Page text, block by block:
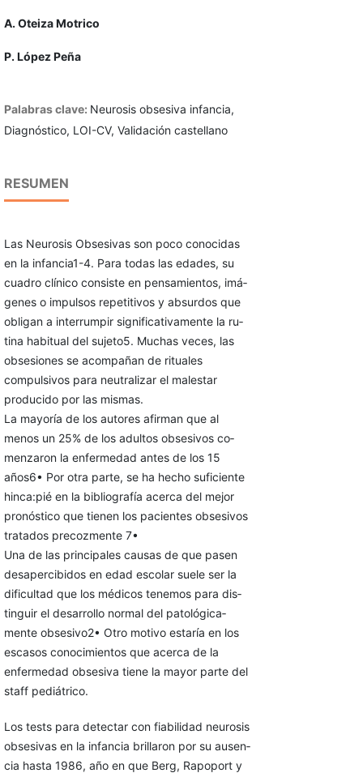
A. Oteiza Motrico
P. López Peña
Palabras clave: Neurosis obsesiva infancia,
Diagnóstico, LOI-CV, Validación castellano
RESUMEN
Las Neurosis Obsesivas son poco conocidas
en la infancia1-4. Para todas las edades, su
cuadro clínico consiste en pensamientos, imá­
genes o impulsos repetitivos y absurdos que
obligan a interrumpir significativamente la ru­
tina habitual del sujeto5. Muchas veces, las
obsesiones se acompañan de rituales
compulsi­vos para neutralizar el malestar
producido por las mismas.
La mayoría de los autores afirman que al
menos un 25% de los adultos obsesivos co­
menzaron la enfermedad antes de los 15
años6• Por otra parte, se ha hecho suficiente
hinca:pié en la bibliografía acerca del mejor
pronóstico que tienen los pacientes obsesivos
tratados precozmente 7•
Una de las principales causas de que pasen
desapercibidos en edad escolar suele ser la
dificultad que los médicos tenemos para dis­
tinguir el desarrollo normal del patológica­
mente obsesivo2• Otro motivo estaría en los
escasos conocimientos que acerca de la
enfer­medad obsesiva tiene la mayor parte del
staff pediátrico.
Los tests para detectar con fiabilidad neurosis
obsesivas en la infancia brillaron por su ausen­
cia hasta 1986, año en que Berg, Rapoport y